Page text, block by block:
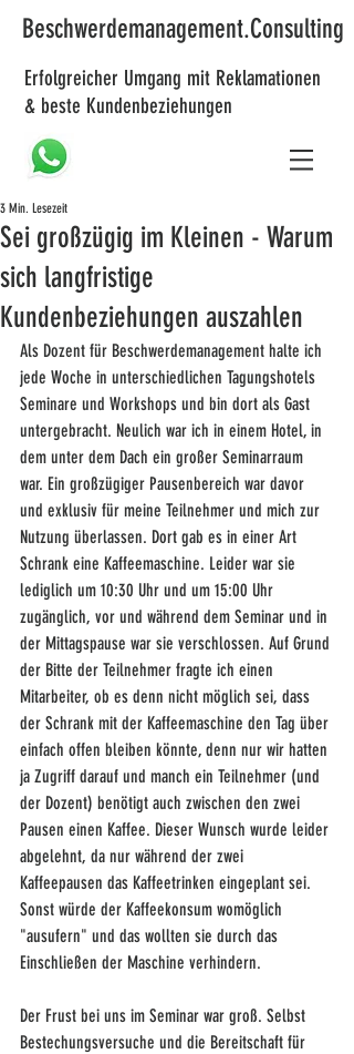
Erfolgreicher Umgang mit Reklamationen
& beste Kundenbeziehungen
Beschwerdemanagement.Consulting
Sei großzügig im Kleinen - Warum
sich langfristige
Kundenbeziehungen auszahlen
3 Min. Lesezeit
Als Dozent für Beschwerdemanagement halte ich
jede Woche in unterschiedlichen Tagungshotels
Seminare und Workshops und bin dort als Gast
untergebracht. Neulich war ich in einem Hotel, in
dem unter dem Dach ein großer Seminarraum
war. Ein großzügiger Pausenbereich war davor
und exklusiv für meine Teilnehmer und mich zur
Nutzung überlassen. Dort gab es in einer Art
Schrank eine Kaffeemaschine. Leider war sie
lediglich um 10:30 Uhr und um 15:00 Uhr
zugänglich, vor und während dem Seminar und in
der Mittagspause war sie verschlossen. Auf Grund
der Bitte der Teilnehmer fragte ich einen
Mitarbeiter, ob es denn nicht möglich sei, dass
der Schrank mit der Kaffeemaschine den Tag über
einfach offen bleiben könnte, denn nur wir hatten
ja Zugriff darauf und manch ein Teilnehmer (und
der Dozent) benötigt auch zwischen den zwei
Pausen einen Kaffee. Dieser Wunsch wurde leider
abgelehnt, da nur während der zwei
Kaffeepausen das Kaffeetrinken eingeplant sei.
Sonst würde der Kaffeekonsum womöglich
"ausufern" und das wollten sie durch das
Einschließen der Maschine verhindern.
Der Frust bei uns im Seminar war groß. Selbst
Bestechungsversuche und die Bereitschaft für